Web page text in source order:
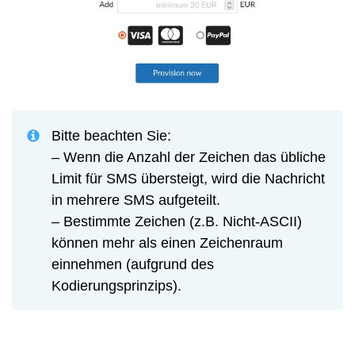
Bitte beachten Sie:
– Wenn die Anzahl der Zeichen das übliche
Limit für SMS übersteigt, wird die Nachricht
in mehrere SMS aufgeteilt.
– Bestimmte Zeichen (z.B. Nicht-ASCII)
können mehr als einen Zeichenraum
einnehmen (aufgrund des
Kodierungsprinzips).